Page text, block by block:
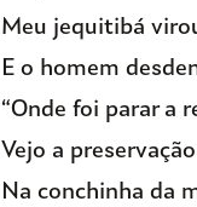
Meu jequitibá
E o homem
“Onde foi parar a
Vejo a
Na conchinha da